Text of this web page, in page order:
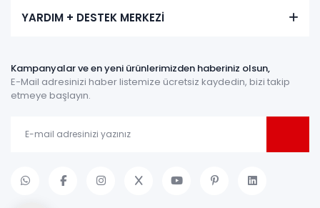
YARDIM + DESTEK MERKEZİ
Kampanyalar ve en yeni ürünlerimizden haberiniz olsun,
E-Mail adresinizi haber listemize ücretsiz kaydedin, bizi takip
etmeye başlayın.